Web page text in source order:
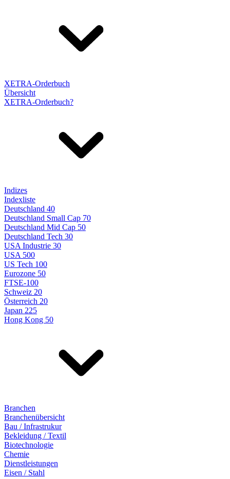
XETRA-Orderbuch
Übersicht
XETRA-Orderbuch?
Indizes
Indexliste
Deutschland 40
Deutschland Small Cap 70
Deutschland Mid Cap 50
Deutschland Tech 30
USA Industrie 30
USA 500
US Tech 100
Eurozone 50
FTSE-100
Schweiz 20
Österreich 20
Japan 225
Hong Kong 50
Branchen
Branchenübersicht
Bau / Infrastrukur
Bekleidung / Textil
Biotechnologie
Chemie
Dienstleistungen
Eisen / Stahl